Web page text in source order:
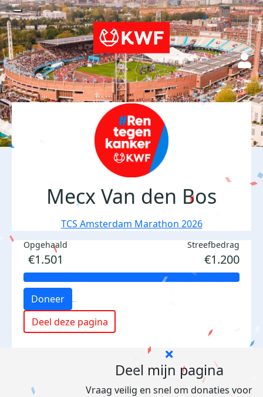
Mecx Van den Bos
TCS Amsterdam Marathon 2026
Opgehaald
€1.501
Streefbedrag
€1.200
Doneer
Deel deze pagina
Deel mijn pagina
Vraag veilig en snel om donaties voor